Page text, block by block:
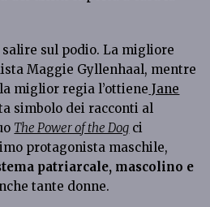
salire sul podio. La migliore
Maggie Gyllenhaal, mentre
miglior regia l’ottiene Jane
simbolo dei racconti al
The Power of the Dog ci
protagonista maschile,
patriarcale, mascolino e
tante donne.